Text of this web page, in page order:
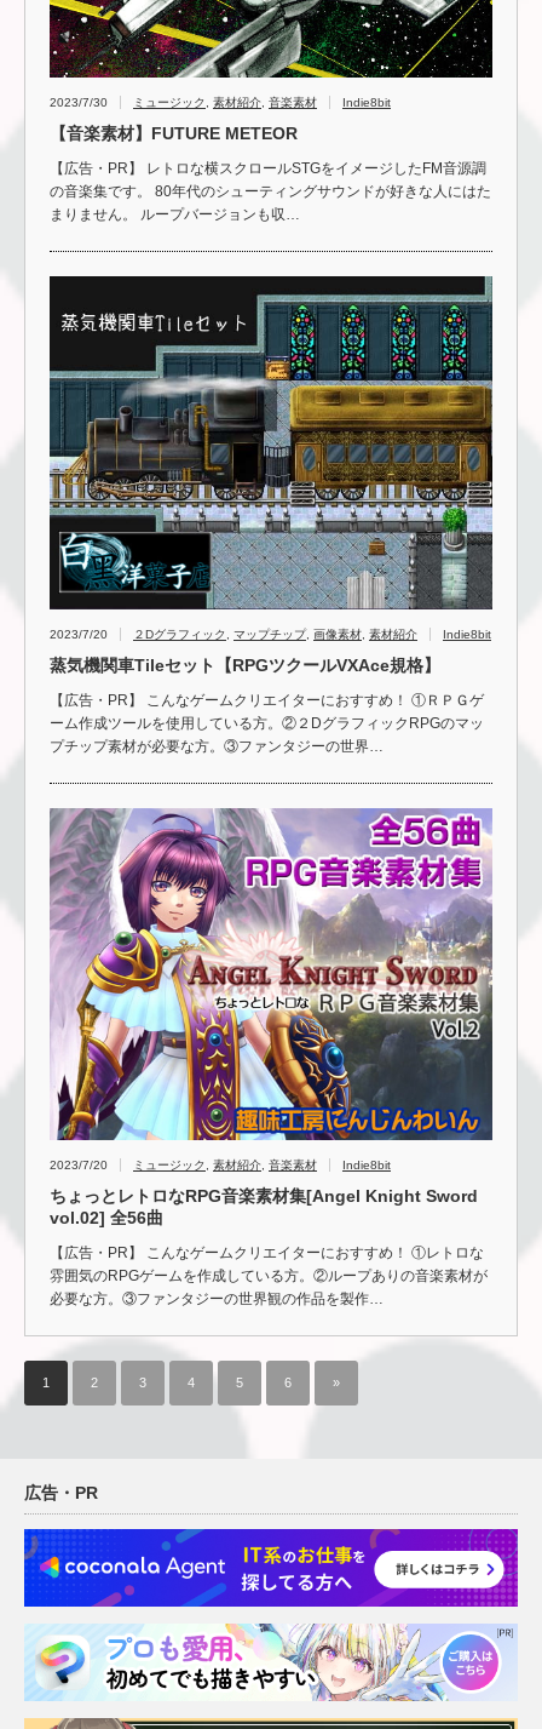
2023/7/30 ミュージック 素材紹介 音楽素材 Indie8bit
【音楽素材】FUTURE METEOR
【広告・PR】 レトロな横スクロールSTGをイメージしたFM音源調
の音楽集です。 80年代のシューティングサウンドが好きな人にはた
まりません。 ループバージョンも収…
2023/7/20 ２Dグラフィック マップチップ, 画像素材 素材紹介 Indie8bit
蒸気機関車Tileセット【RPGツクールVXAce規格】
【広告・PR】 こんなゲームクリエイターにおすすめ！ ①ＲＰＧゲ
ーム作成ツールを使用している方。②２DグラフィックRPGのマッ
プチップ素材が必要な方。③ファンタジーの世界…
2023/7/20 ミュージック 素材紹介 音楽素材 Indie8bit
ちょっとレトロなRPG音楽素材集[Angel Knight Sword
vol.02] 全56曲
【広告・PR】 こんなゲームクリエイターにおすすめ！ ①レトロな
雰囲気のRPGゲームを作成している方。②ループありの音楽素材が
必要な方。③ファンタジーの世界観の作品を製作…
1 2 3 4 5 6 »
広告・PR